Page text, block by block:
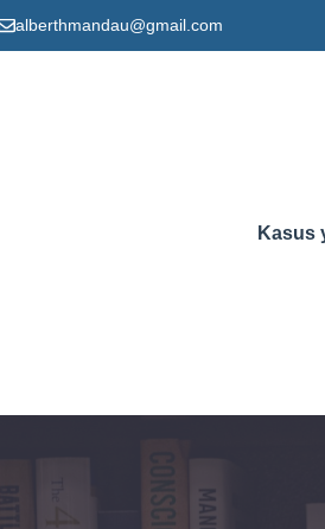
alberthmandau@gmail.com
Kasus